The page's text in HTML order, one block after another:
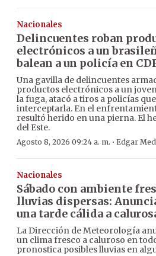
Nacionales
Delincuentes roban
electrónicos a un
balean a un policía en
Una gavilla de delincuentes
productos electrónicos a un
la fuga, atacó a tiros a policías
interceptarla. En el
resultó herido en una pierna. El
del Este.
Agosto 8, 2026 09:24 a. m. · Edgar
Nacionales
Sábado con ambiente
lluvias dispersas:
una tarde cálida a
La Dirección de Meteorología
un clima fresco a caluroso en
pronostica posibles lluvias en